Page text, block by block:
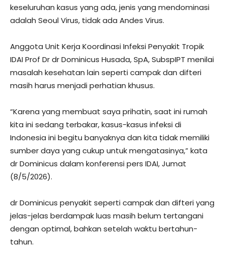
keseluruhan kasus yang ada, jenis yang mendominasi
adalah Seoul Virus, tidak ada Andes Virus.
Anggota Unit Kerja Koordinasi Infeksi Penyakit Tropik
IDAI Prof Dr dr Dominicus Husada, SpA, SubspIPT menilai
masalah kesehatan lain seperti campak dan difteri
masih harus menjadi perhatian khusus.
“Karena yang membuat saya prihatin, saat ini rumah
kita ini sedang terbakar, kasus-kasus infeksi di
Indonesia ini begitu banyaknya dan kita tidak memiliki
sumber daya yang cukup untuk mengatasinya,” kata
dr Dominicus dalam konferensi pers IDAI, Jumat
(8/5/2026).
dr Dominicus penyakit seperti campak dan difteri yang
jelas-jelas berdampak luas masih belum tertangani
dengan optimal, bahkan setelah waktu bertahun-
tahun.